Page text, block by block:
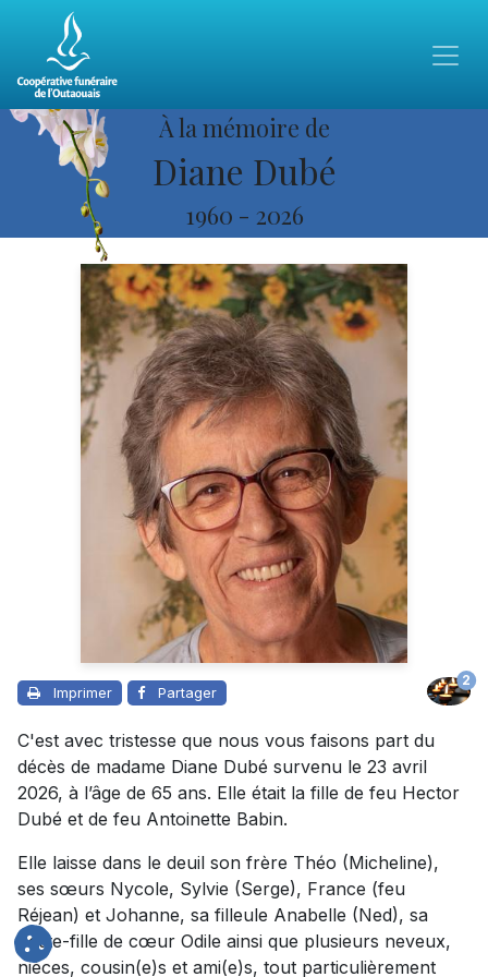
À la mémoire de
Diane Dubé
1960 - 2026
Imprimer Partager
2
C'est avec tristesse que nous vous faisons part du
décès de madame Diane Dubé survenu le 23 avril
2026, à l’âge de 65 ans. Elle était la fille de feu Hector
Dubé et de feu Antoinette Babin.
Elle laisse dans le deuil son frère Théo (Micheline),
ses sœurs Nycole, Sylvie (Serge), France (feu
Réjean) et Johanne, sa filleule Anabelle (Ned), sa
petite-fille de cœur Odile ainsi que plusieurs neveux,
nièces, cousin(e)s et ami(e)s, tout particulièrement